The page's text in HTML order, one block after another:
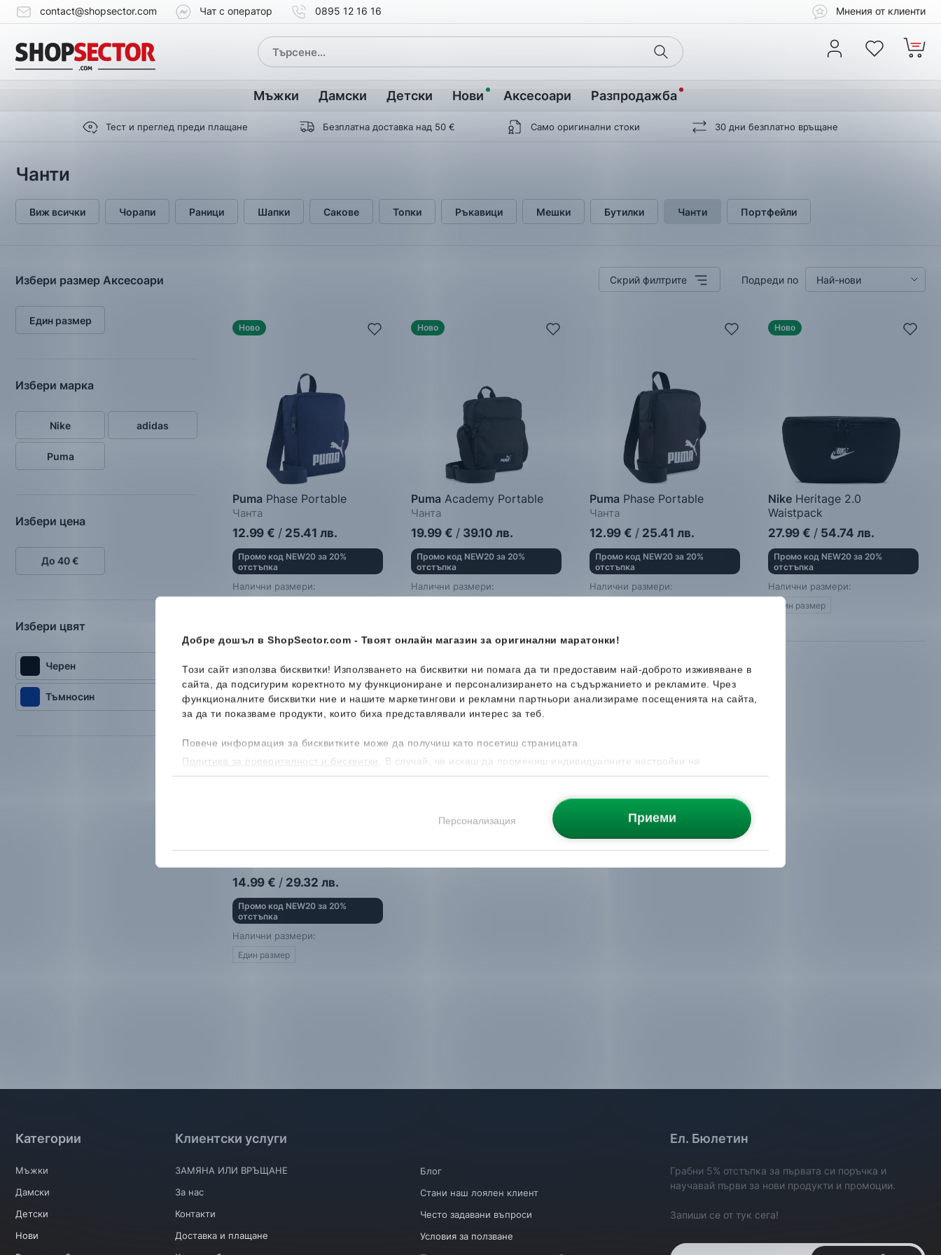
Добре дошъл в ShopSector.com - Твоят онлайн магазин за оригинални маратонки!
Този сайт използва бисквитки! Използването на бисквитки ни помага да ти предоставим най-доброто изживяване в
сайта, да подсигурим коректното му функциониране и персонализирането на съдържанието и рекламите. Чрез
функционалните бисквитки ние и нашите маркетингови и рекламни партньори анализираме посещенията на сайта,
за да ти показваме продукти, които биха представлявали интерес за теб.
Повече информация за бисквитките може да получиш като посетиш страницата
Политика за поверителност и бисквитки
. В случай, че искаш да промениш индивидуалните настройки на
бисквитките, можеш да го направиш от опцията за Персонализация.
Приеми
Персонализация
contact@shopsector.com Чат с оператор 0895 12 16 16 Мнения от клиенти
Мъжки Дамски Детски Нови Аксесоари Разпродажба
Тест и преглед преди плащане Безплатна доставка над 50 € Само оригинални стоки 30 дни безплатно връщане
Чанти
Виж всички Чорапи Раници Шапки Сакове Топки Ръкавици Мешки Бутилки Чанти Портфейли
Избери размер Аксесоари
Един размер
Избери марка
Nike adidas
Puma
Избери цена
До 40 €
Избери цвят
Черен
Тъмносин
Скрий филтрите Подреди по
Ново
Puma Phase Portable
Чанта
12.99 € / 25.41 лв.
Промо код NEW20 за 20%
отстъпка
Налични размери:
Ново
Puma Academy Portable
Чанта
19.99 € / 39.10 лв.
Промо код NEW20 за 20%
отстъпка
Налични размери:
Puma Phase Portable
Чанта
12.99 € / 25.41 лв.
Промо код NEW20 за 20%
отстъпка
Налични размери:
Ново
Nike Heritage 2.0
Waistpack
Чантa за кръста
27.99 € / 54.74 лв.
Промо код NEW20 за 20%
отстъпка
Налични размери:
Един размер
adidasLinear Organizer
14.99 € / 29.32 лв.
Промо код NEW20 за 20%
отстъпка
Налични размери:
Един размер
Категории
Мъжки
Дамски
Детски
Нови
Клиентски услуги
ЗАМЯНА ИЛИ ВРЪЩАНЕ
За нас
Контакти
Доставка и плащане
Блог
Стани наш лоялен клиент
Често задавани въпроси
Условия за ползване
Ел. Бюлетин
Грабни 5% отстъпка за първата си поръчка и
научавай първи за нови продукти и промоции.
Запиши се от тук сега!